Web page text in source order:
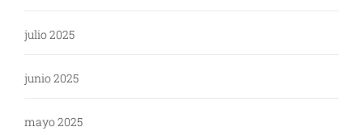
julio 2025
junio 2025
mayo 2025